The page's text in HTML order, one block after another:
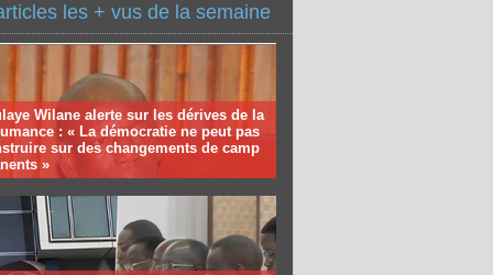
les + vus de la semaine
Wilane alerte sur les dérives de la
: « La démocratie ne peut pas
sur des changements de camp
»